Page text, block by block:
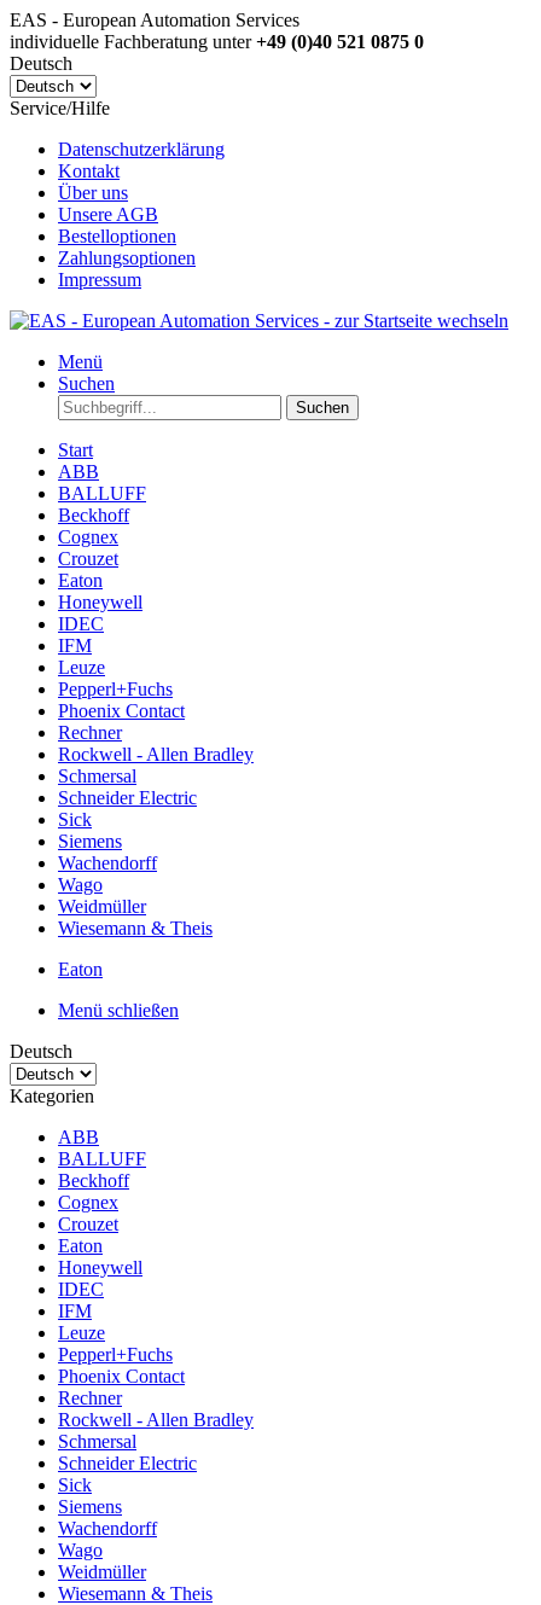
EAS - European Automation Services
individuelle Fachberatung unter+49 (0)40 521 0875 0
Deutsch
Service/Hilfe
Datenschutzerklärung
Kontakt
Über uns
Unsere AGB
Bestelloptionen
Zahlungsoptionen
Impressum
Menü
Suchen
Suchen
Start
ABB
BALLUFF
Beckhoff
Cognex
Crouzet
Eaton
Honeywell
IDEC
IFM
Leuze
Pepperl+Fuchs
Phoenix Contact
Rechner
Rockwell - Allen Bradley
Schmersal
Schneider Electric
Sick
Siemens
Wachendorff
Wago
Weidmüller
Wiesemann & Theis
Eaton
Menü schließen
Deutsch
Kategorien
ABB
BALLUFF
Beckhoff
Cognex
Crouzet
Eaton
Honeywell
IDEC
IFM
Leuze
Pepperl+Fuchs
Phoenix Contact
Rechner
Rockwell - Allen Bradley
Schmersal
Schneider Electric
Sick
Siemens
Wachendorff
Wago
Weidmüller
Wiesemann & Theis